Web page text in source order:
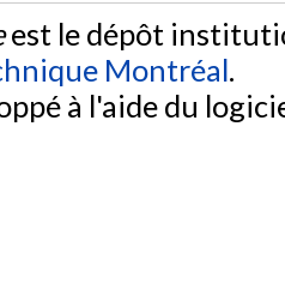
est le dépôt
Montréal.
à l'aide du